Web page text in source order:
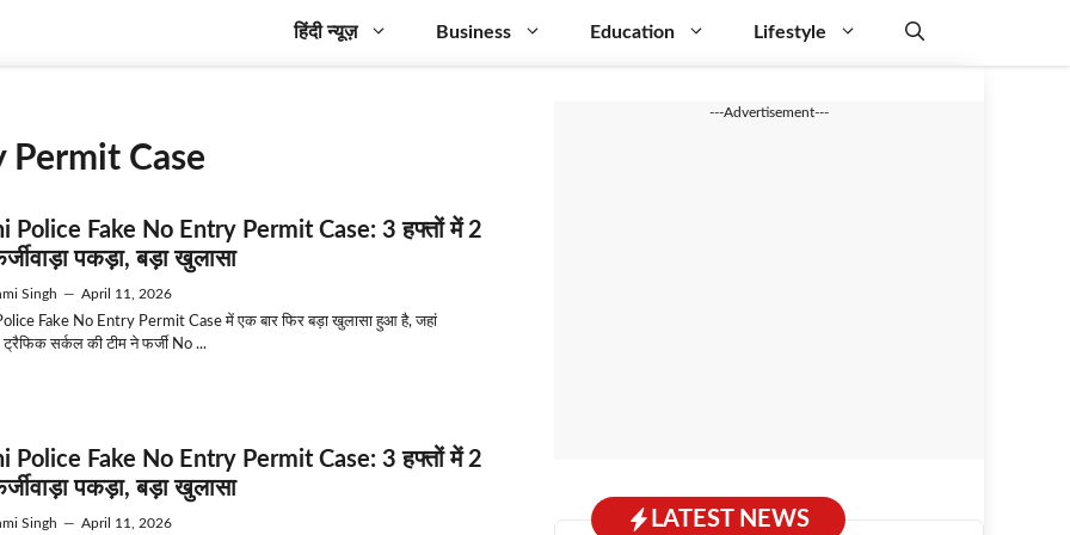
हिंदी न्यूज़ Business Education Lifestyle
Permit Case
Police Fake No Entry Permit Case: 3 हफ्तों में 2
पकड़ा, बड़ा खुलासा
Singh — April 11, 2026
Fake No Entry Permit Case में एक बार फिर बड़ा खुलासा हुआ है, जहां
ट्रैफिक सर्कल की टीम ने फर्जी No ...
Police Fake No Entry Permit Case: 3 हफ्तों में 2
पकड़ा, बड़ा खुलासा
Singh — April 11, 2026
---Advertisement---
LATEST NEWS